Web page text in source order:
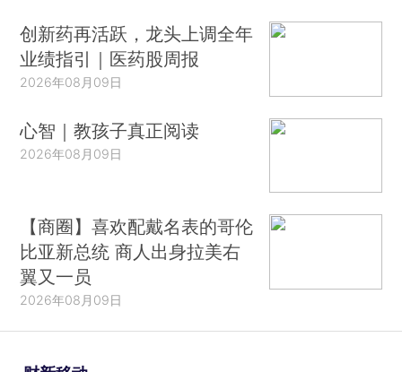
创新药再活跃，龙头上调全年
业绩指引｜医药股周报
2026年08月09日
心智｜教孩子真正阅读
2026年08月09日
【商圈】喜欢配戴名表的哥伦
比亚新总统 商人出身拉美右
翼又一员
2026年08月09日